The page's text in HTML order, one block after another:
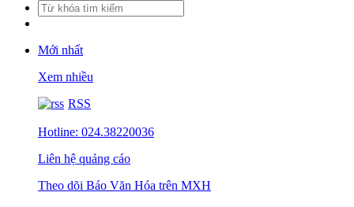
Mới nhất
Xem nhiều
RSS
Hotline: 024.38220036
Liên hệ quảng cáo
Theo dõi Báo Văn Hóa trên MXH